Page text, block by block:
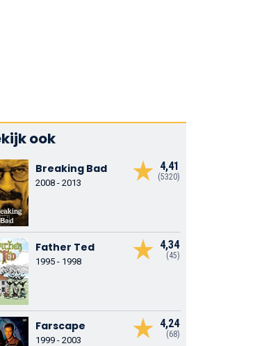
Hedberg Kathy Griffin
ook
4,41
(5320)
Breaking Bad
2008 - 2013
4,34
(45)
Father Ted
1995 - 1998
4,24
(68)
Farscape
1999 - 2003